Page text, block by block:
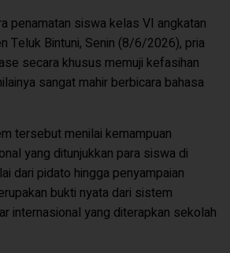
penamatan siswa kelas VI angkatan
Teluk Bintuni, Senin (8/6/2026), pria
secara khusus memuji kefasihan
sangat mahir berbicara bahasa
tersebut menilai kemampuan
yang ditunjukkan para siswa di
dari pidato hingga penyampaian
bukti nyata dari sistem
internasional yang diterapkan sekolah